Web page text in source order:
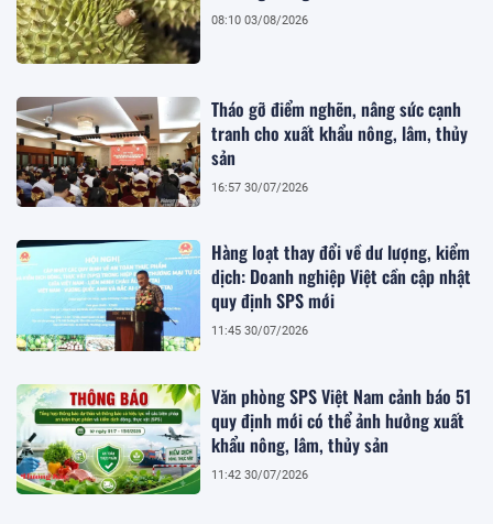
08:10 03/08/2026
Tháo gỡ điểm nghẽn, nâng sức cạnh
tranh cho xuất khẩu nông, lâm, thủy
sản
16:57 30/07/2026
Hàng loạt thay đổi về dư lượng, kiểm
dịch: Doanh nghiệp Việt cần cập nhật
quy định SPS mới
11:45 30/07/2026
Văn phòng SPS Việt Nam cảnh báo 51
quy định mới có thể ảnh hưởng xuất
khẩu nông, lâm, thủy sản
11:42 30/07/2026